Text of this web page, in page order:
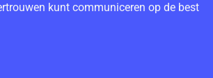
kunt communiceren op de best